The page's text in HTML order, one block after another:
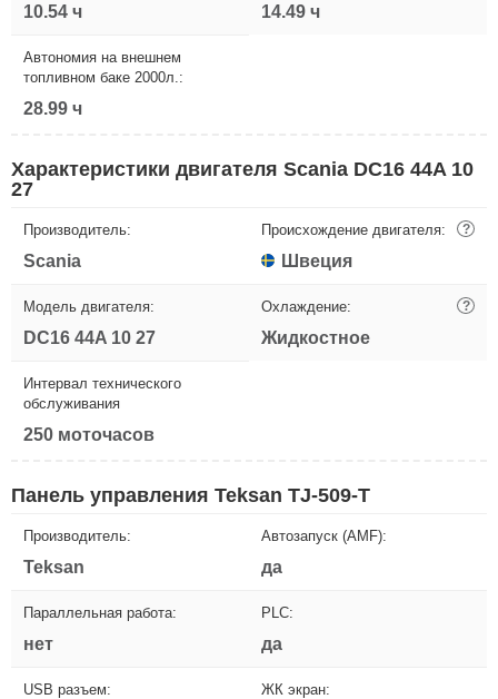
10.54 ч 14.49 ч
Автономия на внешнем
топливном баке 2000л.:
28.99 ч
Характеристики двигателя Scania DC16 44A 10
27
Производитель:
Scania
Происхождение двигателя: ?
Швеция
Модель двигателя:
DC16 44A 10 27
Охлаждение: ?
Жидкостное
Интервал технического
обслуживания
250 моточасов
Панель управления Teksan TJ-509-T
Производитель:
Teksan
Автозапуск (AMF):
да
Параллельная работа:
нет
PLC:
да
USB разъем: ЖК экран: